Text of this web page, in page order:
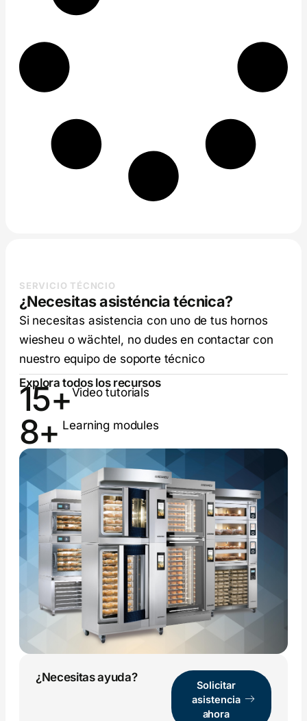
SERVICIO TÉCNCIO
¿Necesitas asisténcia técnica?
Si necesitas asistencia con uno de tus hornos
wiesheu o wächtel, no dudes en contactar con
nuestro equipo de soporte técnico
Explora todos los recursos
15+Video tutorials
8+ Learning modules
¿Necesitas ayuda?
Solicitar
asistencia
ahora